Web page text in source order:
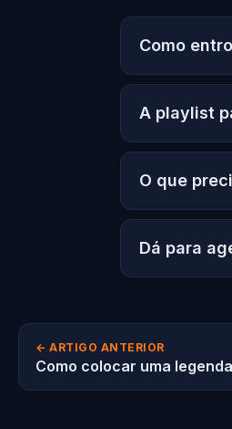
Como
A playlist
O que
Dá para
← ARTIGO ANTERIOR
Como colocar uma